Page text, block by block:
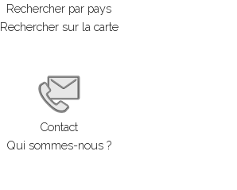
Rechercher par pays
Rechercher sur la carte
Contact
Qui sommes-nous ?